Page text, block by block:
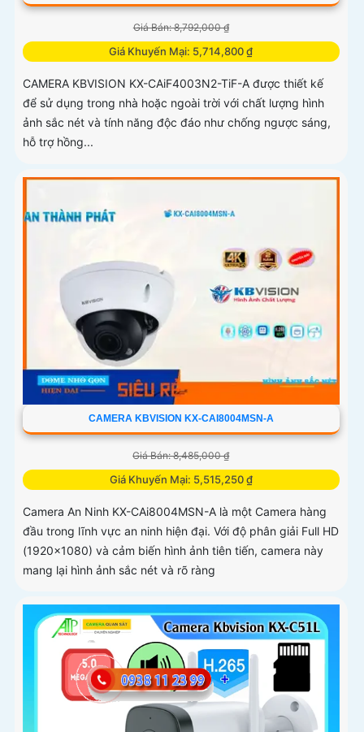
Giá Bán: 8,792,000 ₫
Giá Khuyến Mại: 5,714,800 ₫
CAMERA KBVISION KX-CAiF4003N2-TiF-A được thiết kế
để sử dụng trong nhà hoặc ngoài trời với chất lượng hình
ảnh sắc nét và tính năng độc đáo như chống ngược sáng,
hỗ trợ hồng...
CAMERA KBVISION KX-CAI8004MSN-A
Giá Bán: 8,485,000 ₫
Giá Khuyến Mại: 5,515,250 ₫
Camera An Ninh KX-CAi8004MSN-A là một Camera hàng
đầu trong lĩnh vực an ninh hiện đại. Với độ phân giải Full HD
(1920x1080) và cảm biến hình ảnh tiên tiến, camera này
mang lại hình ảnh sắc nét và rõ ràng